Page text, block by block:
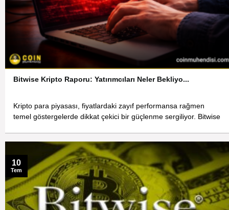
Bitwise Kripto Raporu: Yatırımcıları Neler Bekliyo...
Kripto para piyasası, fiyatlardaki zayıf performansa rağmen
temel göstergelerde dikkat çekici bir güçlenme sergiliyor. Bitwise
10
Tem